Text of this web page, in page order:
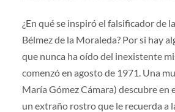
¿En qué se inspiró el falsificador de
Bélmez de la Moraleda? Por si hay
que nunca ha oído del inexistente
comenzó en agosto de 1971. Una
María Gómez Cámara) descubre en
un extraño rostro que le recuerda a